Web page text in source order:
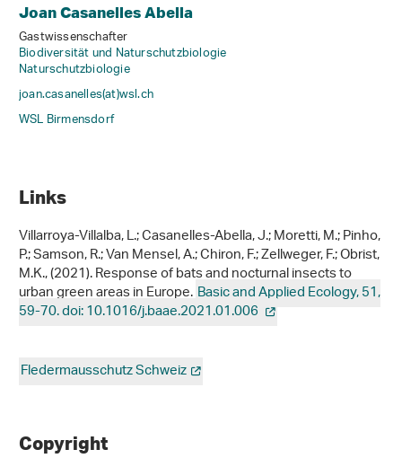
Joan Casanelles Abella
Gastwissenschafter
Biodiversität und Naturschutzbiologie
Naturschutzbiologie
joan.casanelles(at)wsl.ch
WSL Birmensdorf
Links
Villarroya-Villalba, L.; Casanelles-Abella, J.; Moretti, M.; Pinho,
P.; Samson, R.; Van Mensel, A.; Chiron, F.; Zellweger, F.; Obrist,
M.K., (2021). Response of bats and nocturnal insects to
urban green areas in Europe.Basic and Applied Ecology, 51,
59-70. doi: 10.1016/j.baae.2021.01.006
Fledermausschutz Schweiz
Copyright